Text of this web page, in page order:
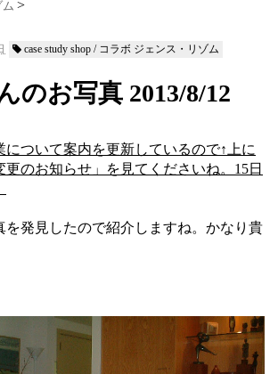
case study shop / コラボ ジェンス・リゾム
のお写真 2013/8/12
について案内を更新しているので↑上に
更のお知らせ」を見てくださいね。15日
を発見したので紹介しますね。かなり貴